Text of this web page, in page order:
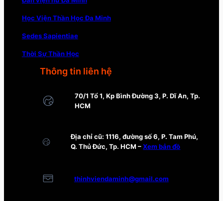
Học Viện Thần Học Đa Minh
Sedes Sapientiae
Thời Sự Thần Học
Thông tin liên hệ
70/1 Tổ 1, Kp Bình Đường 3, P. Dĩ An, Tp.
HCM
Địa chỉ cũ: 1116, đường số 6, P. Tam Phú,
Q. Thủ Đức, Tp. HCM –Xem bản đồ
thinhviendaminh@gmail.com